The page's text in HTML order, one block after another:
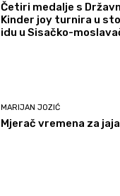
Četiri medalje s
Kinder joy turnira u
idu u Sisačko-
MARIJAN JOZIĆ
Mjerač vremena za